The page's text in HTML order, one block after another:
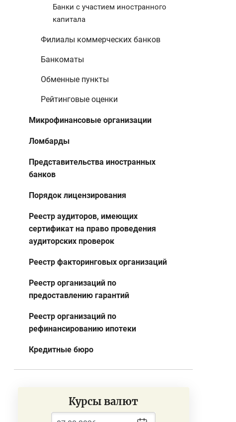
Банки с участием иностранного
капитала
Филиалы коммерческих банков
Банкоматы
Обменные пункты
Рейтинговые оценки
Микрофинансовые организации
Ломбарды
Представительства иностранных
банков
Порядок лицензирования
Реестр аудиторов, имеющих
сертификат на право проведения
аудиторских проверок
Реестр факторинговых организаций
Реестр организаций по
предоставлению гарантий
Реестр организаций по
рефинансированию ипотеки
Кредитные бюро
Курсы валют